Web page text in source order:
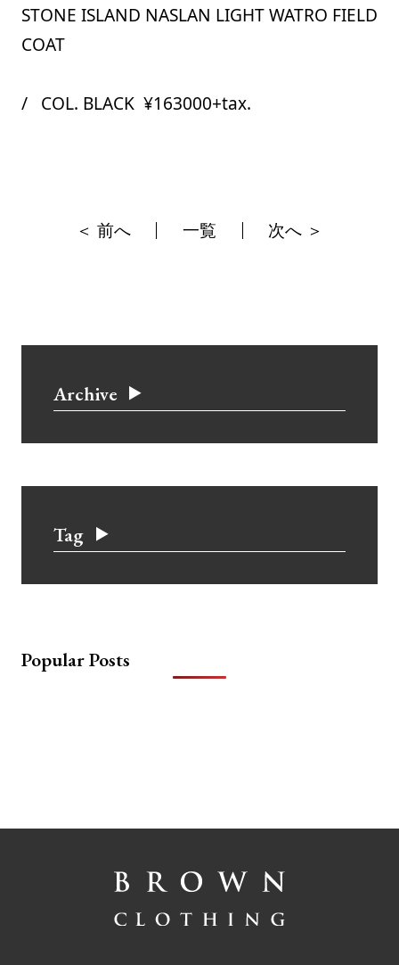
STONE ISLAND NASLAN LIGHT WATRO FIELD
COAT
/ COL. BLACK ¥163000+tax.
＜ 前へ 一覧 次へ ＞
Archive
Tag
Popular Posts